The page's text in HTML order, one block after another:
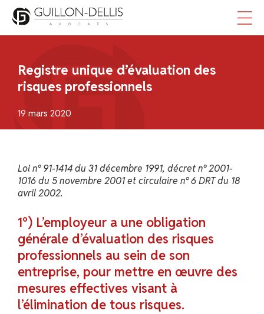
Panneau de gestion des cookies
Registre unique d’évaluation des
risques professionnels
19 mars 2020
Loi n° 91-1414 du 31 décembre 1991, décret n° 2001-
1016 du 5 novembre 2001 et circulaire n° 6 DRT du 18
avril 2002.
1°) L’employeur a une obligation
générale d’évaluation des risques
professionnels au sein de son
entreprise, pour mettre en œuvre des
mesures effectives visant à
l’élimination de tous risques.